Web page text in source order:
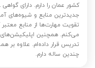
جدیدترین منابع و شیوه‌های
تقویت مهارت‌ها از منابع
می‌کنم. همچنین اپلیکیشن‌های
تدریس قرار داده‌ام. علاوه بر
چندین ساله دارم.